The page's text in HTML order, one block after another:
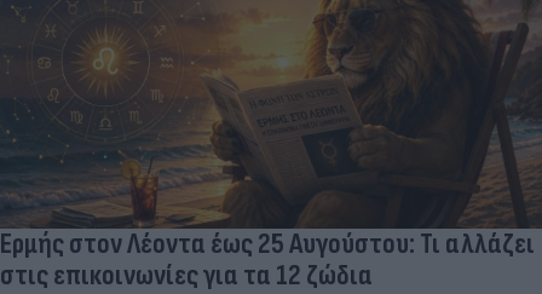
Ερμής στον Λέοντα έως 25 Αυγούστου: Τι αλλάζει
στις επικοινωνίες για τα 12 ζώδια